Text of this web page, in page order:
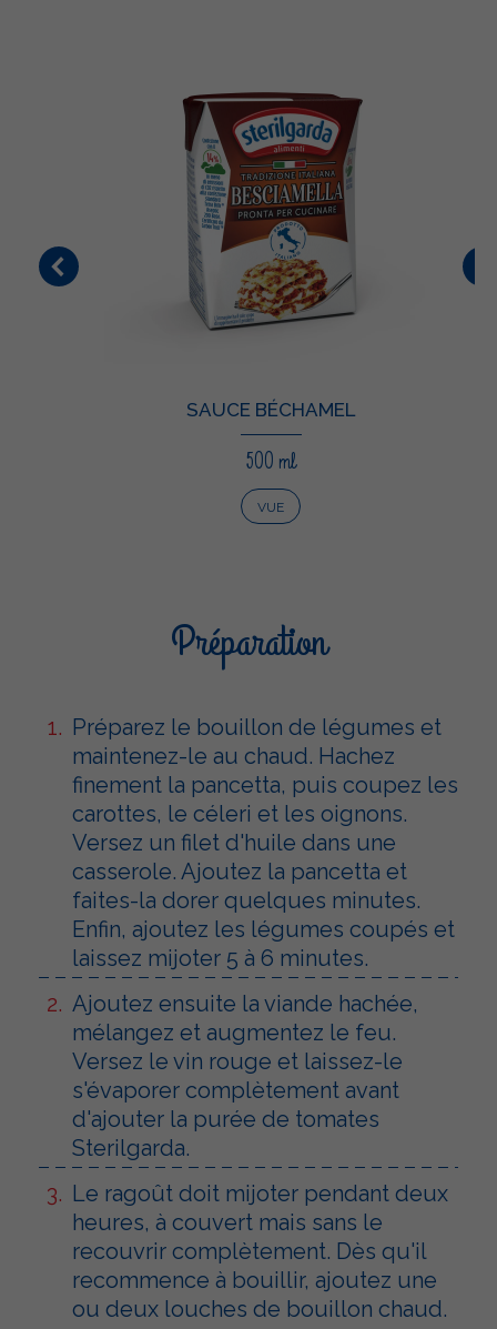
SAUCE BÉCHAMEL
500 ml
VUE
Préparation
Préparez le bouillon de légumes et
maintenez-le au chaud. Hachez
finement la pancetta, puis coupez les
carottes, le céleri et les oignons.
Versez un filet d'huile dans une
casserole. Ajoutez la pancetta et
faites-la dorer quelques minutes.
Enfin, ajoutez les légumes coupés et
laissez mijoter 5 à 6 minutes.
Ajoutez ensuite la viande hachée,
mélangez et augmentez le feu.
Versez le vin rouge et laissez-le
s'évaporer complètement avant
d'ajouter la purée de tomates
Sterilgarda.
Le ragoût doit mijoter pendant deux
heures, à couvert mais sans le
recouvrir complètement. Dès qu'il
recommence à bouillir, ajoutez une
ou deux louches de bouillon chaud.